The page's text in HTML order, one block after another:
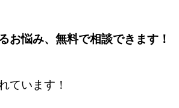
お悩み、無料で相談できます！
ています！